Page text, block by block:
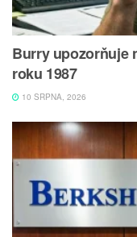
Burry upozorňuje
roku 1987
10 SRPNA, 2026